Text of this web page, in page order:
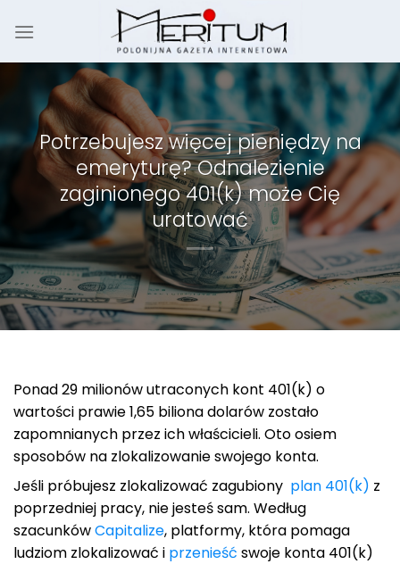
Potrzebujesz więcej pieniędzy na
emeryturę? Odnalezienie
zaginionego 401(k) może Cię
uratować
Ponad 29 milionów utraconych kont 401(k) o
wartości prawie 1,65 biliona dolarów zostało
zapomnianych przez ich właścicieli. Oto osiem
sposobów na zlokalizowanie swojego konta.
Jeśli próbujesz zlokalizować zagubiony plan 401(k) z
poprzedniej pracy, nie jesteś sam. Według
szacunkówCapitalize, platformy, która pomaga
ludziom zlokalizować i przenieść swoje konta 401(k)